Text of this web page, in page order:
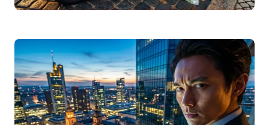
e Poupar na Apólice
Descubra como encontrar um seguro
automóvel barato em 2026. Guia completo
sobre comparadores, franquias,
coberturas e dicas para poupar na…